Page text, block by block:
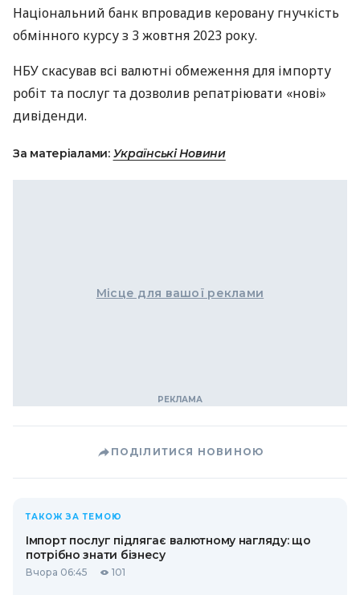
Національний банк впровадив керовану гнучкість
обмінного курсу з 3 жовтня 2023 року.
НБУ скасував всі валютні обмеження для імпорту
робіт та послуг та дозволив репатріювати «нові»
дивіденди.
За матеріалами: Українські Новини
Місце для вашої реклами
ПОДІЛИТИСЯ НОВИНОЮ
ТАКОЖ ЗА ТЕМОЮ
Імпорт послуг підлягає валютному нагляду: що
потрібно знати бізнесу
Вчора 06:45 101